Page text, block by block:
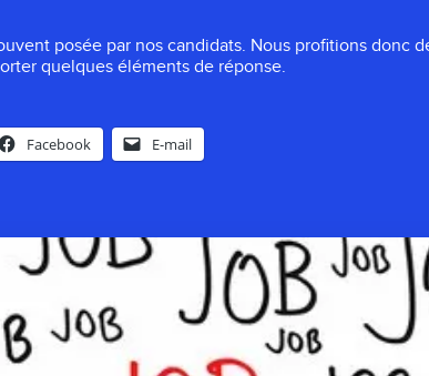
posée par nos candidats. Nous profitions donc
quelques éléments de réponse.
Facebook E-mail